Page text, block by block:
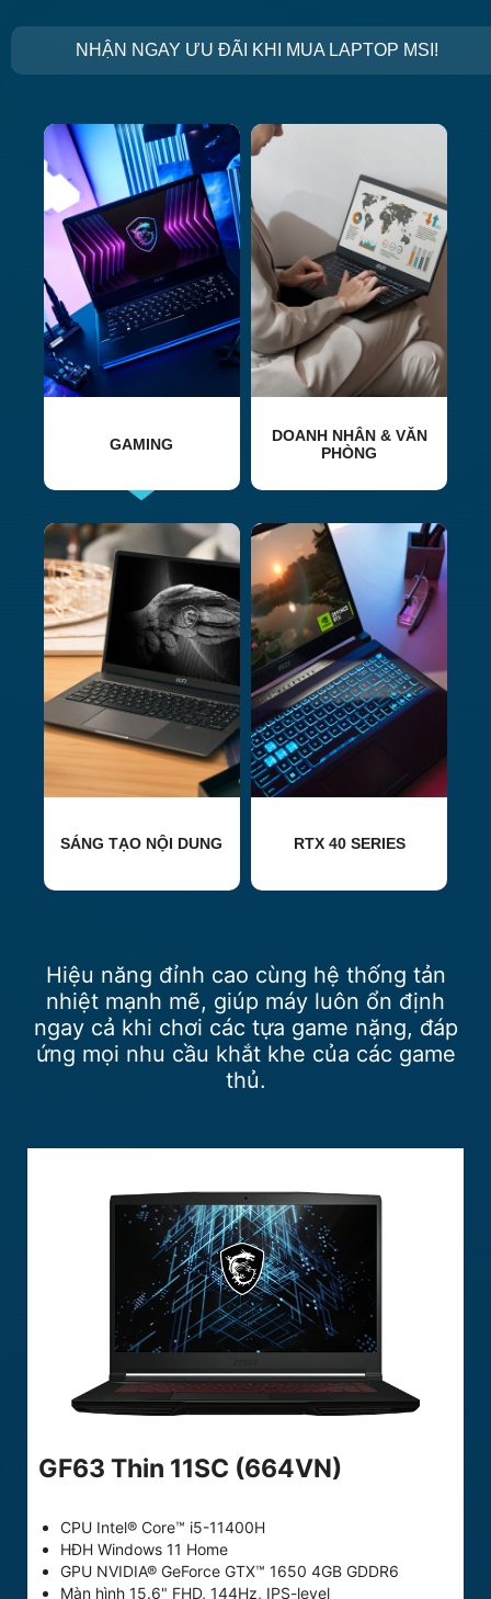
NHẬN NGAY ƯU ĐÃI KHI MUA LAPTOP MSI!
GAMING
DOANH NHÂN & VĂN
PHÒNG
SÁNG TẠO NỘI DUNG RTX 40 SERIES
Hiệu năng đỉnh cao cùng hệ thống tản
nhiệt mạnh mẽ, giúp máy luôn ổn định
ngay cả khi chơi các tựa game nặng, đáp
ứng mọi nhu cầu khắt khe của các game
thủ.
GF63 Thin 11SC (664VN)
CPU Intel® Core™ i5-11400H
HĐH Windows 11 Home
GPU NVIDIA® GeForce GTX™ 1650 4GB GDDR6
Màn hình 15.6" FHD, 144Hz, IPS-level